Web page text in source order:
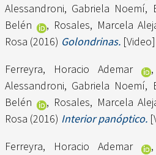
Alessandroni, Gabriela Noemí,
Belén
, Rosales, Marcela
Rosa (2016) Golondrinas. [Video]
Ferreyra, Horacio Ademar
Alessandroni, Gabriela Noemí,
Belén
, Rosales, Marcela
Rosa (2016) Interior panóptico.
Ferreyra, Horacio Ademar